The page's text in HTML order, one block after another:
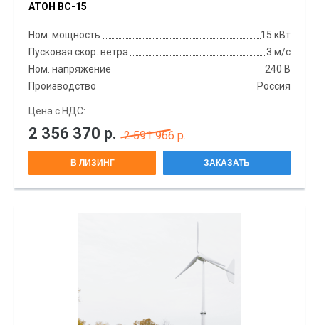
АТОН ВС-15
Ном. мощность
15 кВт
Пусковая скор. ветра
3 м/с
Ном. напряжение
240 В
Производство
Россия
Цена с НДС:
2 356 370 р. 2 591 966 р.
В ЛИЗИНГ ЗАКАЗАТЬ